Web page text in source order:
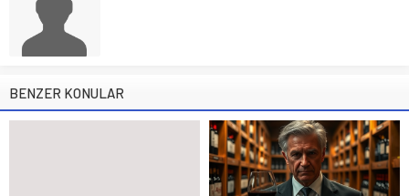
BENZER KONULAR